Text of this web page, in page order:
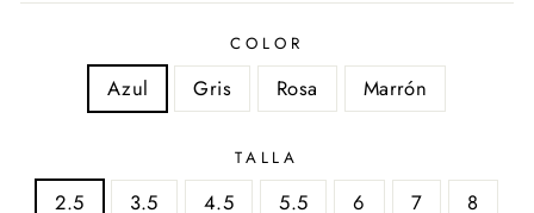
COLOR
Azul Gris Rosa Marrón
TALLA
2.5 3.5 4.5 5.5 6 7 8